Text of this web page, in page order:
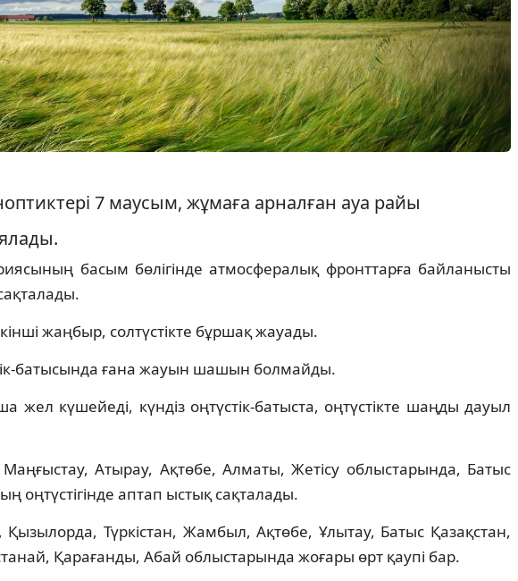
7 маусым, жұмаға арналған ауа райы
басым бөлігінде атмосфералық фронттарға байланысты
жаңбыр, солтүстікте бұршақ жауады.
батысында ғана жауын шашын болмайды.
жел күшейеді, күндіз оңтүстік-батыста, оңтүстікте шаңды дауыл
Атырау, Ақтөбе, Алматы, Жетісу облыстарында, Батыс
оңтүстігінде аптап ыстық сақталады.
Қызылорда, Түркістан, Жамбыл, Ақтөбе, Ұлытау, Батыс Қазақстан,
Қарағанды, Абай облыстарында жоғары өрт қаупі бар.